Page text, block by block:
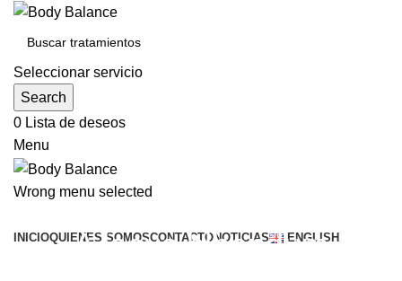
Seleccionar servicio
Search
0 Lista de deseos
Menu
Wrong menu selected
INICIOQUIENES SOMOSCONTACTO NOTICIAS ENGLISH
A lacus bibendum